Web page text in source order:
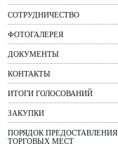
СОТРУДНИЧЕСТВО
ФОТОГАЛЕРЕЯ
ДОКУМЕНТЫ
КОНТАКТЫ
ИТОГИ ГОЛОСОВАНИЙ
ЗАКУПКИ
ПОРЯДОК ПРЕДОСТАВЛЕНИЯ
ТОРГОВЫХ МЕСТ